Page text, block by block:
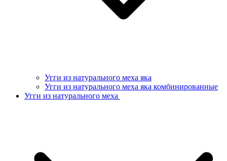
Угги из натурального меха яка
Угги из натурального меха яка комбинированные
Угги из натурального меха